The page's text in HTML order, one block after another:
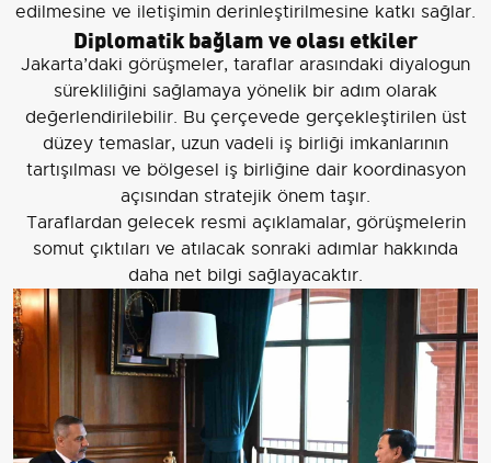
edilmesine ve iletişimin derinleştirilmesine katkı sağlar.
Diplomatik bağlam ve olası etkiler
Jakarta’daki görüşmeler, taraflar arasındaki diyalogun
sürekliliğini sağlamaya yönelik bir adım olarak
değerlendirilebilir. Bu çerçevede gerçekleştirilen üst
düzey temaslar, uzun vadeli iş birliği imkanlarının
tartışılması ve bölgesel iş birliğine dair koordinasyon
açısından stratejik önem taşır.
Taraflardan gelecek resmi açıklamalar, görüşmelerin
somut çıktıları ve atılacak sonraki adımlar hakkında
daha net bilgi sağlayacaktır.